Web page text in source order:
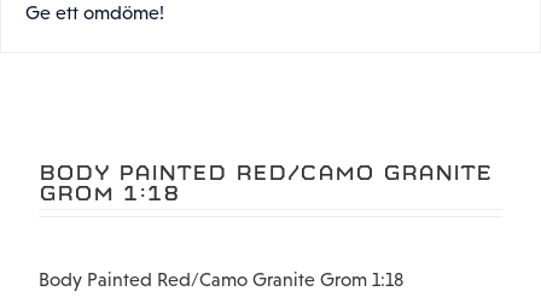
Ge ett omdöme!
BODY PAINTED RED/CAMO GRANITE
GROM 1:18
Body Painted Red/Camo Granite Grom 1:18